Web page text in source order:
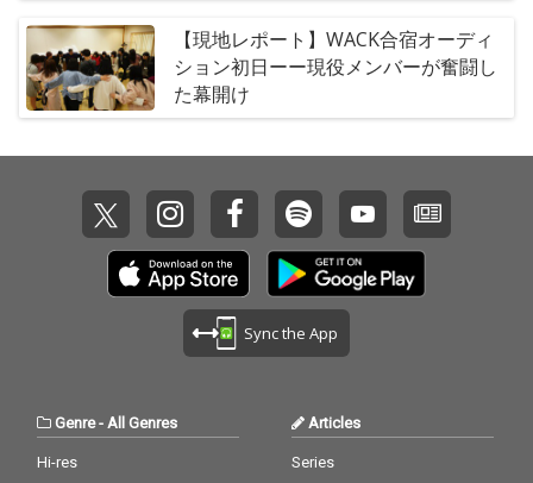
【現地レポート】WACK合宿オーディ
ション初日ーー現役メンバーが奮闘し
た幕開け
Sync the App
Genre- All Genres
Hi-res
Articles
Series